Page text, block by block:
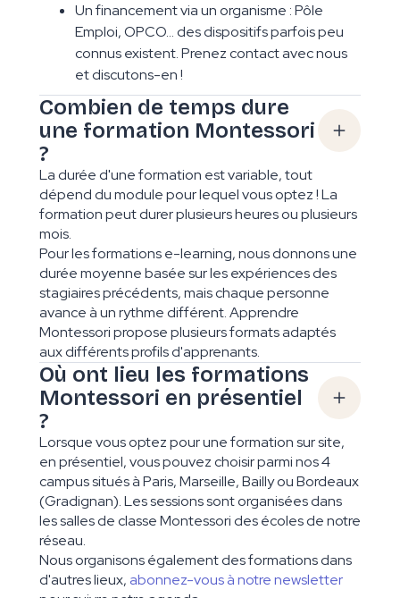
Un financement via un organisme : Pôle
Emploi, OPCO... des dispositifs parfois peu
connus existent. Prenez contact avec nous
et discutons-en !
Combien de temps dure
une formation Montessori
?
La durée d'une formation est variable, tout
dépend du module pour lequel vous optez ! La
formation peut durer plusieurs heures ou plusieurs
mois.
Pour les formations e-learning, nous donnons une
durée moyenne basée sur les expériences des
stagiaires précédents, mais chaque personne
avance à un rythme différent. Apprendre
Montessori propose plusieurs formats adaptés
aux différents profils d'apprenants.
Où ont lieu les formations
Montessori en présentiel
?
Lorsque vous optez pour une formation sur site,
en présentiel, vous pouvez choisir parmi nos 4
campus situés à Paris, Marseille, Bailly ou Bordeaux
(Gradignan). Les sessions sont organisées dans
les salles de classe Montessori des écoles de notre
réseau.
Nous organisons également des formations dans
d'autres lieux, abonnez-vous à notre newsletter